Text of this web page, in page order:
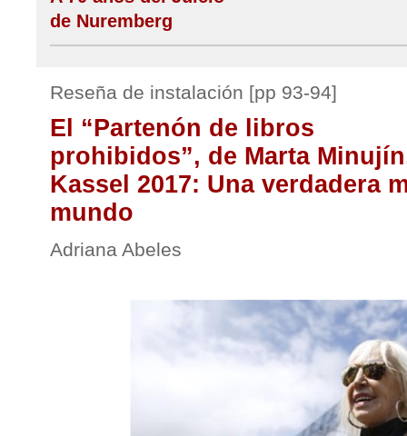
de Nuremberg
Reseña de instalación [pp 93-94]
El “Partenón de libros
prohibidos”, de Marta
Kassel 2017: Una verdadera
mundo
Adriana Abeles